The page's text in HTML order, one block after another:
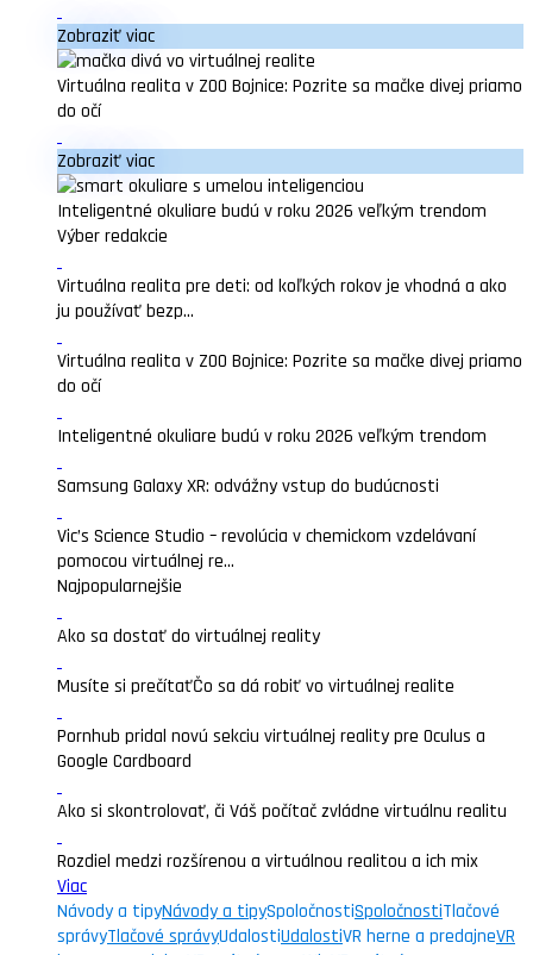
Zobraziť viac
Virtuálna realita v ZOO Bojnice: Pozrite sa mačke divej priamo
do očí
Zobraziť viac
Inteligentné okuliare budú v roku 2026 veľkým trendom
Výber redakcie
Virtuálna realita pre deti: od koľkých rokov je vhodná a ako
ju používať bezp...
Virtuálna realita v ZOO Bojnice: Pozrite sa mačke divej priamo
do očí
Inteligentné okuliare budú v roku 2026 veľkým trendom
Samsung Galaxy XR: odvážny vstup do budúcnosti
Vic’s Science Studio – revolúcia v chemickom vzdelávaní
pomocou virtuálnej re...
Najpopularnejšie
Ako sa dostať do virtuálnej reality
Musíte si prečítaťČo sa dá robiť vo virtuálnej realite
Pornhub pridal novú sekciu virtuálnej reality pre Oculus a
Google Cardboard
Ako si skontrolovať, či Váš počítač zvládne virtuálnu realitu
Rozdiel medzi rozšírenou a virtuálnou realitou a ich mix
Viac
Návody a tipyNávody a tipySpoločnostiSpoločnostiTlačové
správyTlačové správyUdalostiUdalostiVR herne a predajneVR